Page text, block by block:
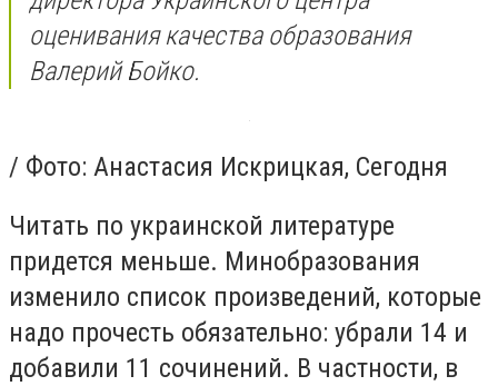
оценивания качества образования
Валерий Бойко.
/ Фото: Анастасия Искрицкая, Сегодня
Читать по украинской литературе
придется меньше. Минобразования
изменило список произведений, которые
надо прочесть обязательно: убрали 14 и
добавили 11 сочинений. В частности, в